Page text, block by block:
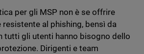
per gli MSP non è se offrire
resistente al phishing, bensì da
tutti gli utenti hanno bisogno dello
Dirigenti e team